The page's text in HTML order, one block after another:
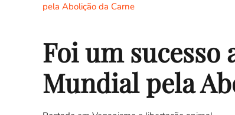
pela Abolição da Carne
Foi um sucesso
Mundial pela